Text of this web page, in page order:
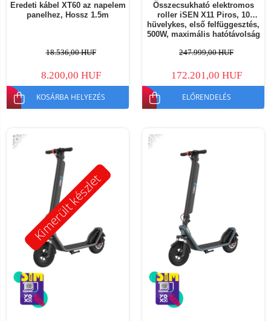
Eredeti kábel XT60 az napelem
panelhez, Hossz 1.5m
18.536,00 HUF
8.200,00 HUF
KOSÁRBA HELYEZÉS
Összecsukható elektromos
roller iSEN X11 Piros, 10
hüvelykes, első felfüggesztés,
500W, maximális hatótávolság
35km/h, levehető akkumulátor
247.999,00 HUF
172.201,00 HUF
ELŐRENDELÉS
Kimerült készlet
-28% -31%